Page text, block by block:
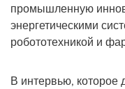
промышленную
энергетическими
робототехникой и
В интервью,